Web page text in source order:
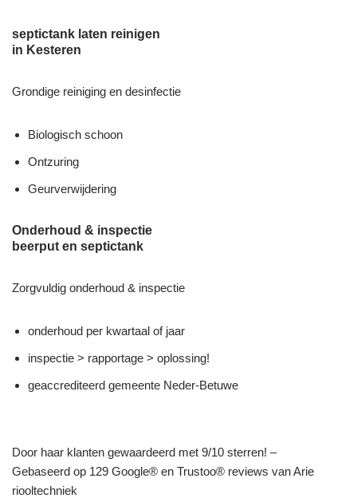
septictank laten reinigen
in Kesteren
Grondige reiniging en desinfectie
Biologisch schoon
Ontzuring
Geurverwijdering
Onderhoud & inspectie
beerput en septictank
Zorgvuldig onderhoud & inspectie
onderhoud per kwartaal of jaar
inspectie > rapportage > oplossing!
geaccrediteerd gemeente Neder-Betuwe
Door haar klanten gewaardeerd met 9/10 sterren! –
Gebaseerd op 129 Google® en Trustoo® reviews van Arie
riooltechniek